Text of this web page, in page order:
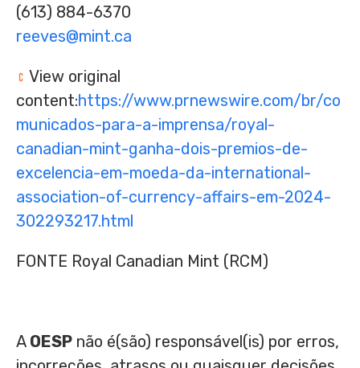
(613) 884-6370
reeves@mint.ca
View original
content:https://www.prnewswire.com/br/co
municados-para-a-imprensa/royal-
canadian-mint-ganha-dois-premios-de-
excelencia-em-moeda-da-international-
association-of-currency-affairs-em-2024-
302293217.html
FONTE Royal Canadian Mint (RCM)
A OESP não é(são) responsável(is) por erros,